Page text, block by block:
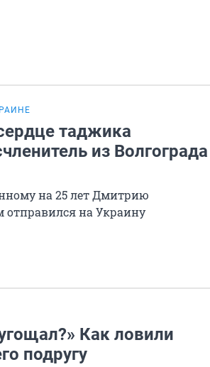
таджика
из Волгограда
на 25 лет Дмитрию
отправился на Украину
Как ловили
подругу